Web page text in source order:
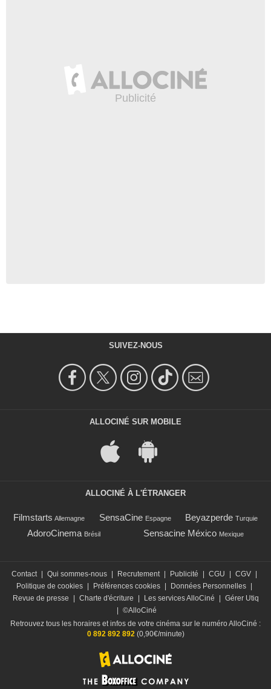
SUIVEZ-NOUS
ALLOCINÉ SUR MOBILE
ALLOCINÉ À L'ÉTRANGER
Filmstarts Allemagne SensaCine Espagne Beyazperde Turquie
AdoroCinema Brésil Sensacine México Mexique
Contact Qui sommes-nous Recrutement Publicité CGU CGV
Politique de cookies
Préférences cookies Données Personnelles
Revue de presse
Charte d'écriture Les services AlloCiné
Gérer Utiq
©AlloCiné
Retrouvez tous les horaires et infos de votre cinéma sur le numéro AlloCiné :
0 892 892 892(0,90€/minute)